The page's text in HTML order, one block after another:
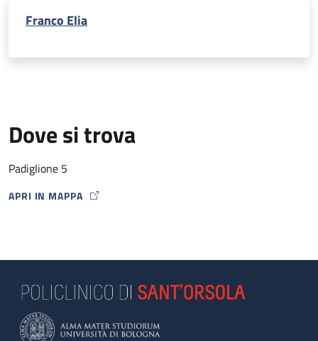
Franco Elia
Dove si trova
Padiglione 5
APRI IN MAPPA
MAP ICON